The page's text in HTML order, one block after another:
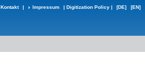
Kontakt | Impressum | Digitization Policy | [DE] [EN]